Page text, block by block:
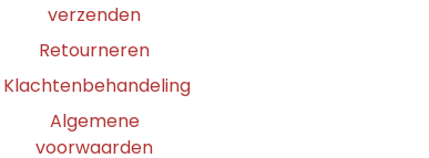
verzenden
Retourneren
Klachtenbehandeling
Algemene
voorwaarden